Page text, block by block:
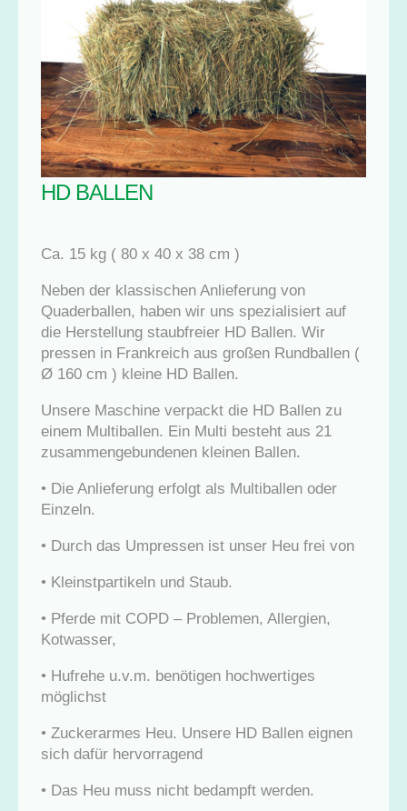
HD BALLEN
Ca. 15 kg ( 80 x 40 x 38 cm )
Neben der klassischen Anlieferung von
Quaderballen, haben wir uns spezialisiert auf
die Herstellung staubfreier HD Ballen. Wir
pressen in Frankreich aus großen Rundballen (
Ø 160 cm ) kleine HD Ballen.
Unsere Maschine verpackt die HD Ballen zu
einem Multiballen. Ein Multi besteht aus 21
zusammengebundenen kleinen Ballen.
• Die Anlieferung erfolgt als Multiballen oder
Einzeln.
• Durch das Umpressen ist unser Heu frei von
• Kleinstpartikeln und Staub.
• Pferde mit COPD – Problemen, Allergien,
Kotwasser,
• Hufrehe u.v.m. benötigen hochwertiges
möglichst
• Zuckerarmes Heu. Unsere HD Ballen eignen
sich dafür hervorragend
• Das Heu muss nicht bedampft werden.